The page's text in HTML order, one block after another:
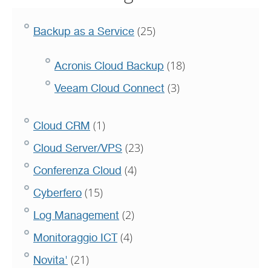
Backup as a Service (25)
Acronis Cloud Backup (18)
Veeam Cloud Connect (3)
Cloud CRM (1)
Cloud Server/VPS (23)
Conferenza Cloud (4)
Cyberfero (15)
Log Management (2)
Monitoraggio ICT(4)
Novita' (21)